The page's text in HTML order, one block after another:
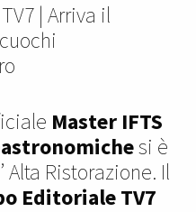
| Arriva il
Master IFTS
si è
Ristorazione. Il
Editoriale TV7